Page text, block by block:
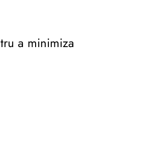
a minimiza